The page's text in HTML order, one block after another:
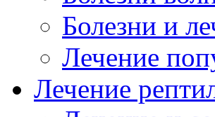
Болезни и
Лечение
Лечение